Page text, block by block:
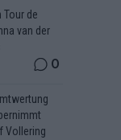
de
van der
0
Vollering